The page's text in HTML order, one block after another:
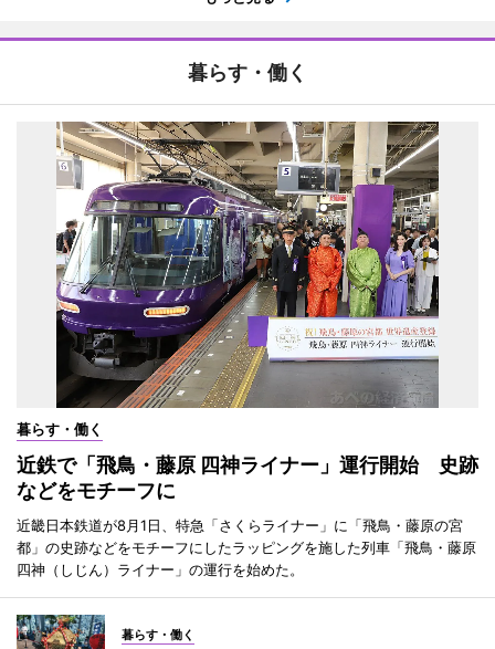
暮らす・働く
暮らす・働く
近鉄で「飛鳥・藤原 四神ライナー」運行開始 史跡
などをモチーフに
近畿日本鉄道が8月1日、特急「さくらライナー」に「飛鳥・藤原の宮
都」の史跡などをモチーフにしたラッピングを施した列車「飛鳥・藤原
四神（しじん）ライナー」の運行を始めた。
暮らす・働く